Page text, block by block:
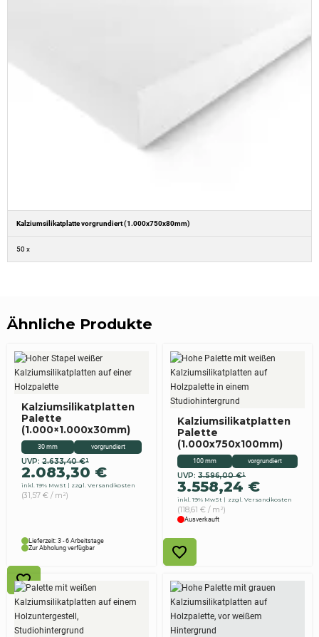
Kalziumsilikatplatte vorgrundiert (1.000x750x80mm)
50 x
Ähnliche Produkte
30 mm vorgrundiert
Kalziumsilikatplatten
Palette
(1.000×1.000x30mm)
UVP: 2.633,40€¹
Ursprünglicher
Preis
war:
2.083,30 €
Aktueller
Preis
ist:
inkl. 19% MwSt zzgl. Versandkosten
(31,57 € / m²)
Lieferzeit: 3 - 6 Arbeitstage
Zur Abholung verfügbar
100 mm vorgrundiert
Kalziumsilikatplatten
Palette
(1.000x750x100mm)
UVP: 3.596,00€¹
Ursprünglicher
Preis
war:
3.596,00 €
3.558,24 €
Aktueller
Preis
ist:
3.558,24 €.
inkl. 19% MwSt zzgl. Versandkosten
(118,61 € / m²)
Ausverkauft